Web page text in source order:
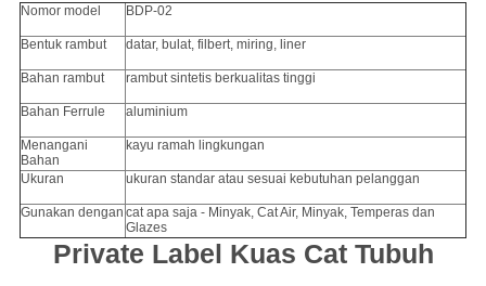
Nomor model BDP-02
Bentuk rambut datar, bulat, filbert, miring, liner
Bahan rambut rambut sintetis berkualitas tinggi
Bahan Ferrule aluminium
Menangani
Bahan
kayu ramah lingkungan
Ukuran ukuran standar atau sesuai kebutuhan pelanggan
Gunakan dengan cat apa saja - Minyak, Cat Air, Minyak, Temperas dan
Glazes
Private Label Kuas Cat Tubuh